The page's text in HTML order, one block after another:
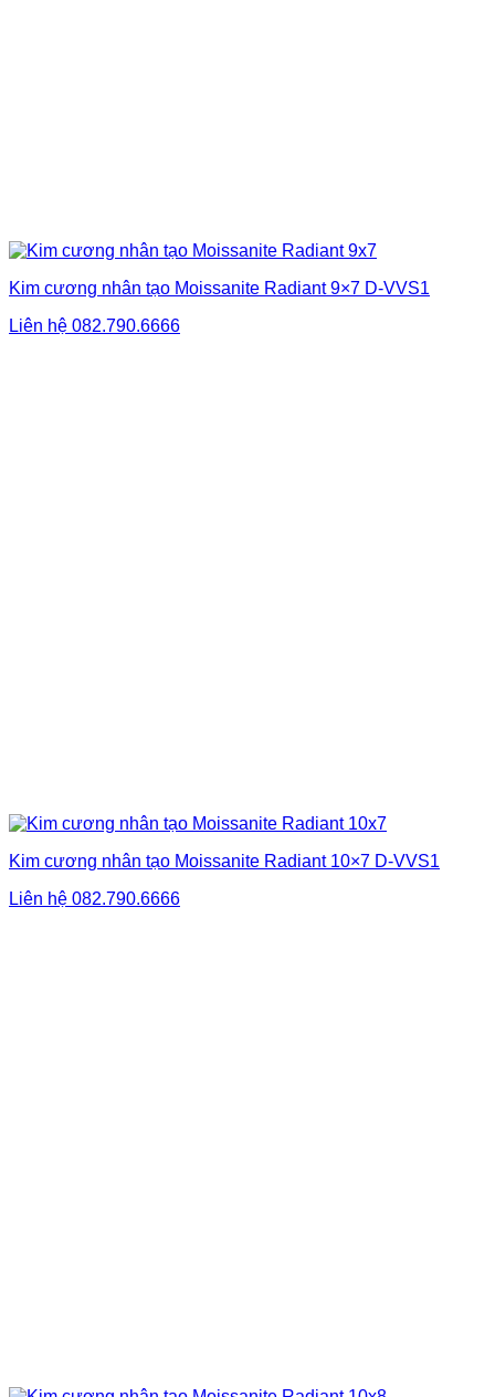
Kim cương nhân tạo Moissanite Radiant 9×7 D-VVS1
Liên hệ 082.790.6666
Kim cương nhân tạo Moissanite Radiant 10×7 D-VVS1
Liên hệ 082.790.6666